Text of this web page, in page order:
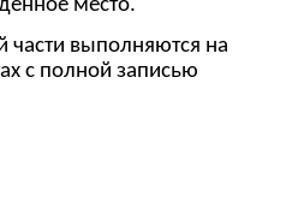
место.
части выполняются на
с полной записью